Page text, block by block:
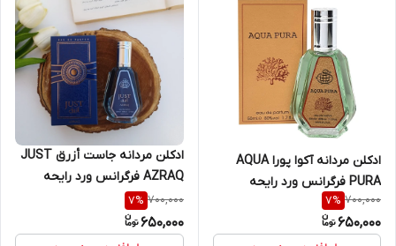
ادکلن مردانه آکوا پورا AQUA
PURA فرگرانس ورد رایحه
مگاماره حجم ۵۰ میل
700,000
7%
650,000
ادکلن مردانه جاست أزرق JUST
AZRAQ فرگرانس ورد رایحه
Fragrance World Just Azraq
50 ml
700,000
7%
650,000